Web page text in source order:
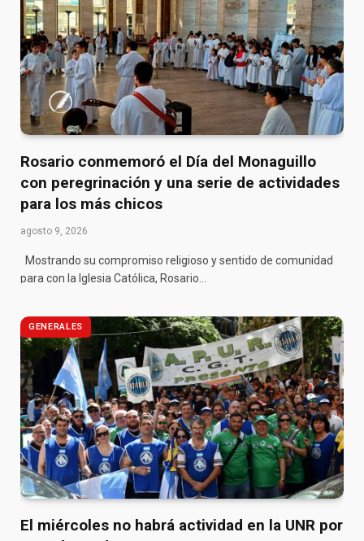
Rosario conmemoró el Día del Monaguillo
con peregrinación y una serie de actividades
para los más chicos
agosto 9, 2026
Mostrando su compromiso religioso y sentido de comunidad
para con la Iglesia Católica, Rosario…
GENERALES
El miércoles no habrá actividad en la UNR por